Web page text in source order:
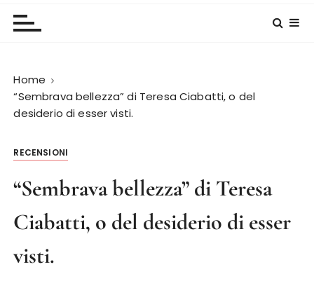
Home
“Sembrava bellezza” di Teresa Ciabatti, o del
desiderio di esser visti.
RECENSIONI
“Sembrava bellezza” di Teresa
Ciabatti, o del desiderio di esser
visti.